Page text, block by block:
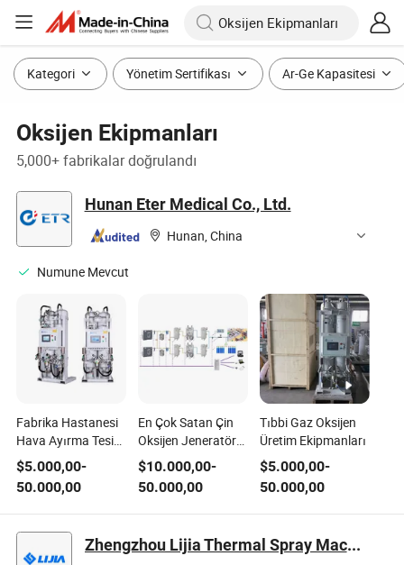
Kategori Yönetim Sertifikası Ar-Ge Kapasitesi
Oksijen Ekipmanları
5,000+ fabrikalar doğrulandı
Hunan Eter Medical Co., Ltd.
Hunan, China
Numune Mevcut
Fabrika Hastanesi
Hava Ayırma Tesisi
Gaz Psa Oksijen
Jeneratörü
Ekipmanı Tıbbi
$5.000,00-
50.000,00
En Çok Satan Çin
Oksijen Jeneratörü
Ekipmanı
$10.000,00-
50.000,00
Tıbbi Gaz Oksijen
Üretim Ekipmanları
$5.000,00-
50.000,00
Zhengzhou Lijia Thermal Spray Machinery Co., Ltd.